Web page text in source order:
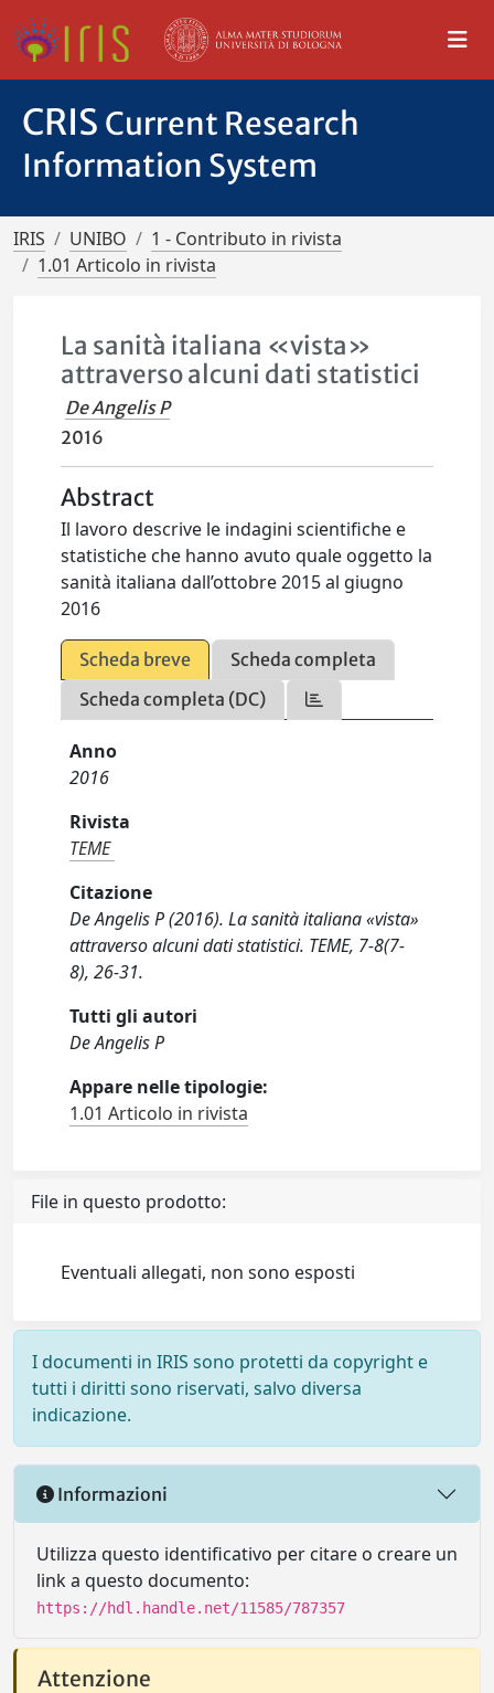
CRIS Current Research
Information System
IRIS UNIBO
1 - Contributo in rivista
1.01 Articolo in rivista
La sanità italiana «vista»
attraverso alcuni dati statistici
De Angelis P
2016
Abstract
Il lavoro descrive le indagini scientifiche e
statistiche che hanno avuto quale oggetto la
sanità italiana dall’ottobre 2015 al giugno
2016
Scheda breve
Scheda completa
Scheda completa (DC)
Anno
2016
Rivista
TEME
Citazione
De Angelis P (2016). La sanità italiana «vista»
attraverso alcuni dati statistici. TEME, 7-8(7-
8), 26-31.
Tutti gli autori
De Angelis P
Appare nelle tipologie:
1.01 Articolo in rivista
File in questo prodotto:
Eventuali allegati, non sono esposti
I documenti in IRIS sono protetti da copyright e
tutti i diritti sono riservati, salvo diversa
indicazione.
Informazioni
Utilizza questo identificativo per citare o creare un
link a questo documento:
https://hdl.handle.net/11585/787357
Attenzione